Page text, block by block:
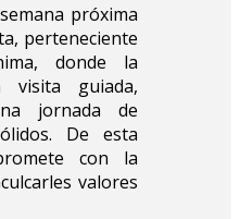
próxima
perteneciente
donde la
visita guiada,
jornada de
De esta
con la
valores